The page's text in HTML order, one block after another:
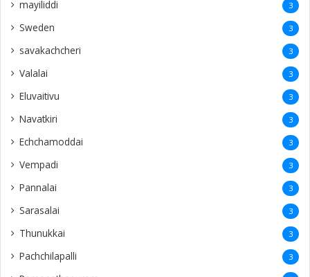
mayiliddi 3
Sweden 3
savakachcheri 3
Valalai 3
Eluvaitivu 3
Navatkiri 3
Echchamoddai 3
Vempadi 3
Pannalai 3
Sarasalai 3
Thunukkai 3
Pachchilapalli 3